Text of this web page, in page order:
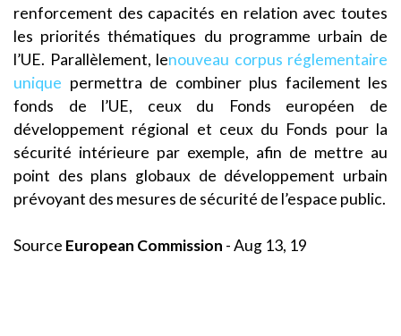
renforcement des capacités en relation avec toutes
les priorités thématiques du programme urbain de
l’UE. Parallèlement, lenouveau corpus réglementaire
unique permettra de combiner plus facilement les
fonds de l’UE, ceux du Fonds européen de
développement régional et ceux du Fonds pour la
sécurité intérieure par exemple, afin de mettre au
point des plans globaux de développement urbain
prévoyant des mesures de sécurité de l’espace public.
Source European Commission - Aug 13, 19